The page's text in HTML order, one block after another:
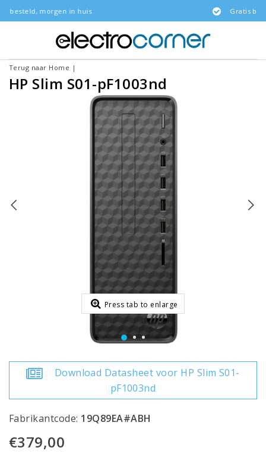
in huis Gratis bezorgd
Terug naar Home |
HP Slim S01-pF1003nd
Press tab to enlarge
Download Datasheet voor HP Slim S01-
pF1003nd
Fabrikantcode: 19Q89EA#ABH
€379,00